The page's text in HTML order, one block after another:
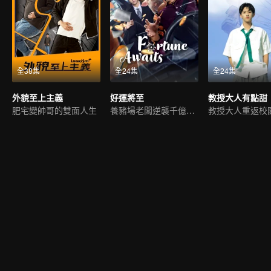
全38集
外貌至上主義
肥宅變帥哥的雙面人生
全24集
好運將至
養豬場老闆逆襲千億富少
全24集
教授大人有點甜
教授大人重返校